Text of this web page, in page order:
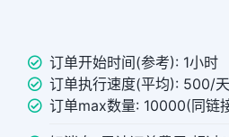
订单开始时间(参考): 1小时
订单执行速度(平均): 500/
订单max数量: 10000(同链